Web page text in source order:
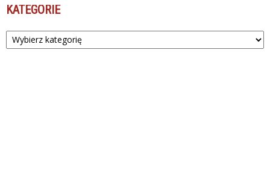
KATEGORIE
Kategorie